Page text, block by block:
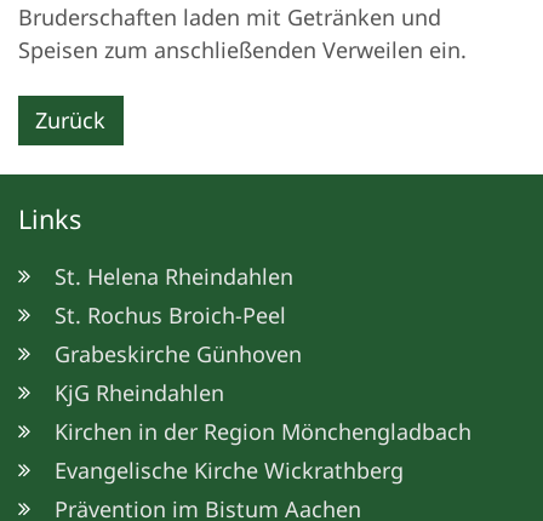
Bruderschaften laden mit Getränken und
Speisen zum anschließenden Verweilen ein.
Zurück
Links
St. Helena Rheindahlen
St. Rochus Broich-Peel
Grabeskirche Günhoven
KjG Rheindahlen
Kirchen in der Region Mönchengladbach
Evangelische Kirche Wickrathberg
Prävention im Bistum Aachen